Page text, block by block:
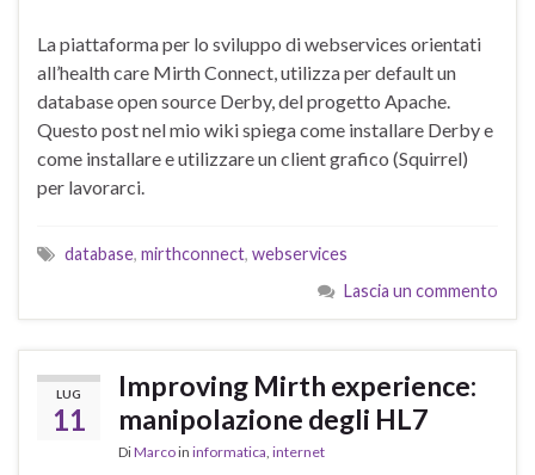
La piattaforma per lo sviluppo di webservices orientati
all’health care Mirth Connect, utilizza per default un
database open source Derby, del progetto Apache.
Questo post nel mio wiki spiega come installare Derby e
come installare e utilizzare un client grafico (Squirrel)
per lavorarci.
database, mirthconnect, webservices
Lascia un commento
LUG
11
Improving Mirth experience:
manipolazione degli HL7
DiMarcoin informatica internet